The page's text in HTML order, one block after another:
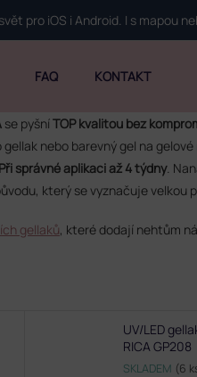
pro iOS i Android. I s mapou
FAQ KONTAKT
se pyšníTOP kvalitou bez
nebo barevný gel na
Při správné aplikaci až 4 týdny.
který se vyznačuje velkou
gellaků, které dodají nehtům
UV/LED
RICA GP208
SKLADEM (6